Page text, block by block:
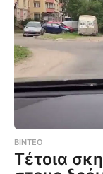
ΒΊΝΤΕΟ
Τέτοια